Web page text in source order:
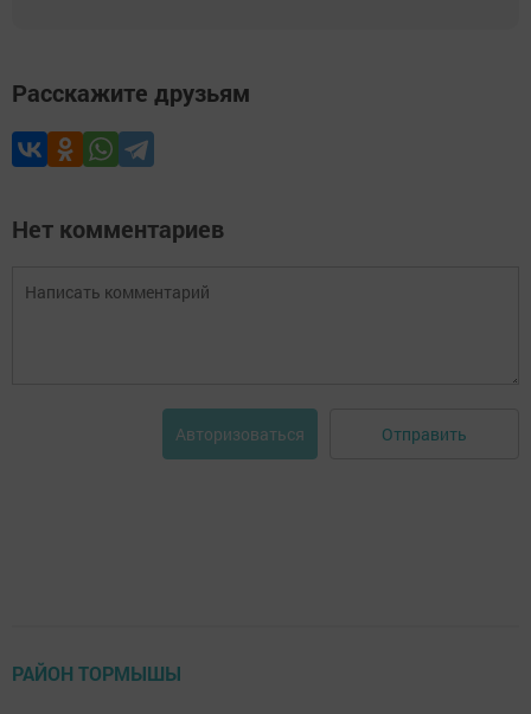
Расскажите друзьям
Нет комментариев
Авторизоваться Отправить
РАЙОН ТОРМЫШЫ